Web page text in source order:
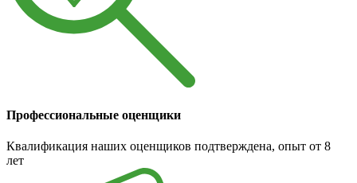
Профессиональные оценщики
Квалификация наших оценщиков подтверждена, опыт от 8
лет